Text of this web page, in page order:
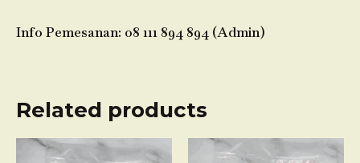
Info Pemesanan: 08 111 894 894 (Admin)
Related products